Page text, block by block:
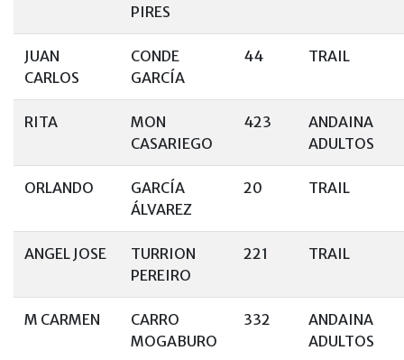
PIRES
JUAN
CARLOS
CONDE
GARCÍA
44 TRAIL
RITA
MON
CASARIEGO
423
ANDAINA
ADULTOS
ORLANDO
GARCÍA
ÁLVAREZ
20 TRAIL
ANGEL JOSE
TURRION
PEREIRO
221 TRAIL
M CARMEN
CARRO
MOGABURO
332
ANDAINA
ADULTOS